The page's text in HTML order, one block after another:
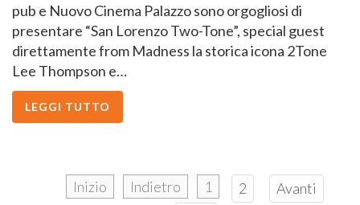
pub e Nuovo Cinema Palazzo sono orgogliosi di
presentare “San Lorenzo Two-Tone”, special guest
direttamente from Madness la storica icona 2Tone
Lee Thompson e…
LEGGI TUTTO
Inizio Indietro 1 2
Avanti